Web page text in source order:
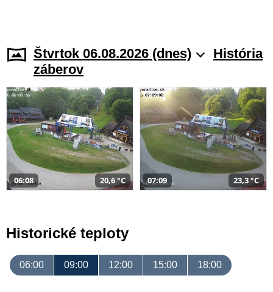
Štvrtok 06.08.2026 (dnes)
História
záberov
06:08 20,6 °C 07:09 23,3 °C
Historické teploty
06:00 09:00 12:00 15:00 18:00